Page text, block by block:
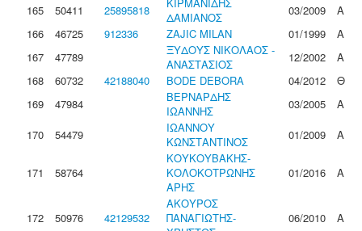
165
50411 25895818
ΔΑΜΙΑΝΟΣ
03/2009
Α
166
46725 912336 ZAJIC MILAN 01/1999
Α
167
47789
ΞΥΔΟΥΣ ΝΙΚΟΛΑΟΣ -
ΑΝΑΣΤΑΣΙΟΣ
12/2002
Α
168
60732 42188040 BODE DEBORA 04/2012
Θ
169
47984
ΒΕΡΝΑΡΔΗΣ
ΙΩΑΝΝΗΣ
03/2005
Α
170
54479
ΙΩΑΝΝΟΥ
ΚΩΝΣΤΑΝΤΙΝΟΣ
01/2009 Α
171 58764
ΚΟΥΚΟΥΒΑΚΗΣ-
ΚΟΛΟΚΟΤΡΩΝΗΣ
ΑΡΗΣ
01/2016 Α
172 50976 42129532
ΑΚΟΥΡΟΣ
ΠΑΝΑΓΙΩΤΗΣ-
06/2010 Α